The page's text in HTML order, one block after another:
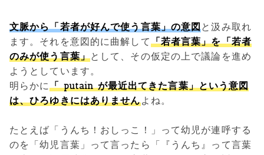
文脈から「若者が好んで使う言葉」の意図と汲み取れ
ます。それを意図的に曲解して「若者言葉」を「若者
のみが使う言葉」として、その仮定の上で議論を進め
ようとしています。
明らかに「 putain が最近出てきた言葉」という意図
は、ひろゆきにはありませんよね。
たとえば「うんち！おしっこ！」って幼児が連呼する
のを「幼児言葉」って言ったら「『うんち』って言葉